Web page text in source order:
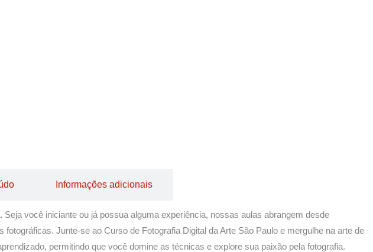
Informações adicionais
Seja você iniciante ou já possua alguma experiência, nossas aulas abrangem desde
Junte-se ao Curso de Fotografia Digital da Arte São Paulo e mergulhe na arte de
permitindo que você domine as técnicas e explore sua paixão pela fotografia.